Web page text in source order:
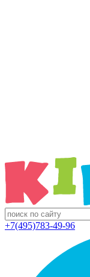
+7(495)783-49-96